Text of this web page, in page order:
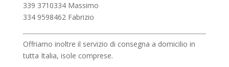
339 3710334 Massimo
334 9598462 Fabrizio
Offriamo inoltre il servizio di consegna a domicilio in
tutta Italia, isole comprese.